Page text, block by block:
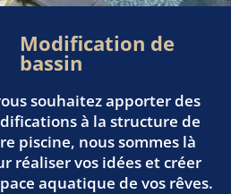
Modification de
bassin
souhaitez apporter des
à la structure de
piscine, nous sommes là
réaliser vos idées et créer
aquatique de vos rêves.